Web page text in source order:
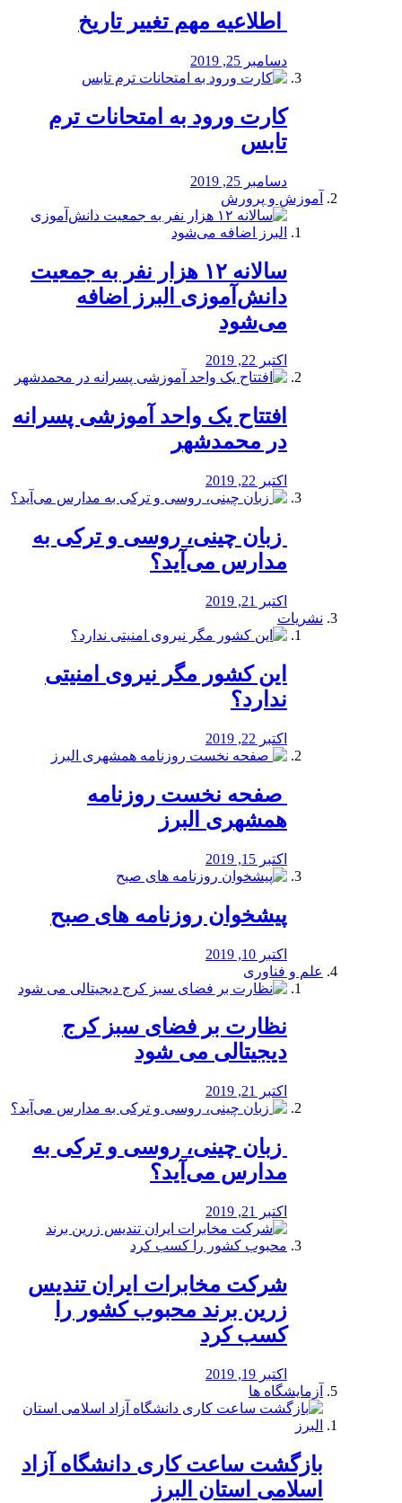
️ اطلاعیه مهم تغییر تاریخ
دسامبر 25, 2019
کارت ورود به امتحانات ترم
تابس
دسامبر 25, 2019
آموزش و پرورش
️سالانه ۱۲ هزار نفر به جمعیت
دانش‌آموزی البرز اضافه
می‌شود
اکتبر 22, 2019
افتتاح یک واحد آموزشی پسرانه
در محمدشهر
اکتبر 22, 2019
️ زبان چینی، روسی و ترکی به
مدارس می‌آید؟
اکتبر 21, 2019
نشریات
این کشور مگر نیروی امنیتی
ندارد؟
اکتبر 22, 2019
️ صفحه نخست روزنامه‌
همشهری البرز
اکتبر 15, 2019
پیشخوان روزنامه های صبح
اکتبر 10, 2019
علم و فناوری
نظارت بر فضای سبز کرج
دیجیتالی می شود
اکتبر 21, 2019
️ زبان چینی، روسی و ترکی به
مدارس می‌آید؟
اکتبر 21, 2019
شرکت مخابرات ایران تندیس
زرین برند محبوب کشور را
کسب کرد
اکتبر 19, 2019
آزمایشگاه ها
بازگشت ساعت کاری دانشگاه آزاد
اسلامی استان البرز